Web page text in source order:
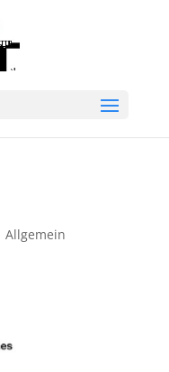
Allgemein